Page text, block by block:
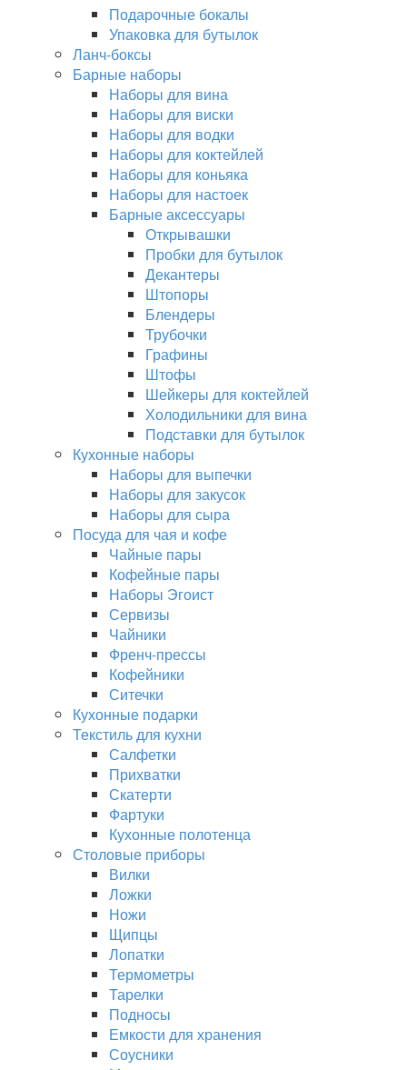
Подарочные бокалы
Упаковка для бутылок
Ланч-боксы
Барные наборы
Наборы для вина
Наборы для виски
Наборы для водки
Наборы для коктейлей
Наборы для коньяка
Наборы для настоек
Барные аксессуары
Открывашки
Пробки для бутылок
Декантеры
Штопоры
Блендеры
Трубочки
Графины
Штофы
Шейкеры для коктейлей
Холодильники для вина
Подставки для бутылок
Кухонные наборы
Наборы для выпечки
Наборы для закусок
Наборы для сыра
Посуда для чая и кофе
Чайные пары
Кофейные пары
Наборы Эгоист
Сервизы
Чайники
Френч-прессы
Кофейники
Ситечки
Кухонные подарки
Текстиль для кухни
Салфетки
Прихватки
Скатерти
Фартуки
Кухонные полотенца
Столовые приборы
Вилки
Ложки
Ножи
Щипцы
Лопатки
Термометры
Тарелки
Подносы
Емкости для хранения
Соусники